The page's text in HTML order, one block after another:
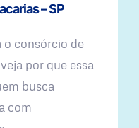
– SP
o consórcio de
por que essa
busca
com